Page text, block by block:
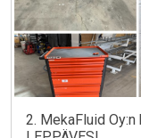
2. MekaFluid